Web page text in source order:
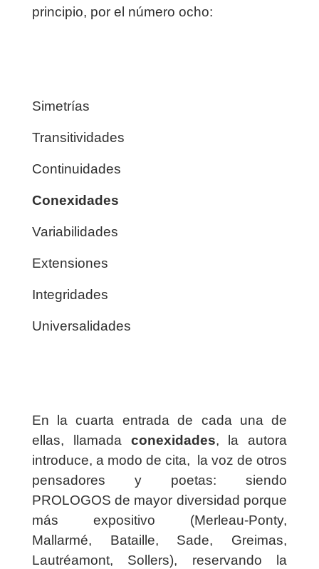
principio, por el número ocho:
Simetrías
Transitividades
Continuidades
Conexidades
Variabilidades
Extensiones
Integridades
Universalidades
En la cuarta entrada de cada una de
ellas, llamada conexidades, la autora
introduce, a modo de cita,
la voz de otros
pensadores y poetas: siendo
PROLOGOS de mayor diversidad porque
más expositivo (Merleau-Ponty,
Mallarmé, Bataille, Sade, Greimas,
Lautréamont, Sollers), reservando la